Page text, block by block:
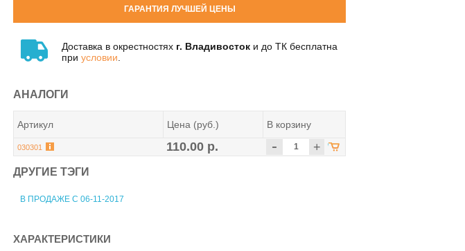
ГАРАНТИЯ ЛУЧШЕЙ ЦЕНЫ
Доставка в окрестностях г. Владивосток и до ТК бесплатна
при условии
АНАЛОГИ
Артикул Цена (руб.) В корзину
030301 110.00 р. - +
ДРУГИЕ ТЭГИ
В ПРОДАЖЕ С 06-11-2017
ХАРАКТЕРИСТИКИ